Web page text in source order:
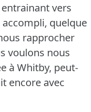
vers
accompli, quelque
rapprocher
voulons nous
à Whitby, peut-
encore avec